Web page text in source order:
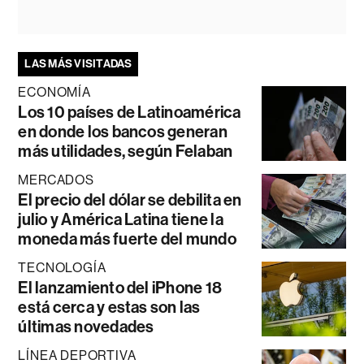
LAS MÁS VISITADAS
ECONOMÍA
Los 10 países de Latinoamérica
en donde los bancos generan
más utilidades, según Felaban
MERCADOS
El precio del dólar se debilita en
julio y América Latina tiene la
moneda más fuerte del mundo
TECNOLOGÍA
El lanzamiento del iPhone 18
está cerca y estas son las
últimas novedades
LÍNEA DEPORTIVA